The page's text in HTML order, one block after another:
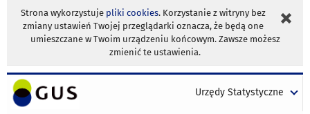
Strona wykorzystuje pliki cookies. Korzystanie z witryny bez
zmiany ustawień Twojej przeglądarki oznacza, że będą one
umieszczane w Twoim urządzeniu końcowym. Zawsze możesz
zmienić te ustawienia.
Urzędy Statystyczne